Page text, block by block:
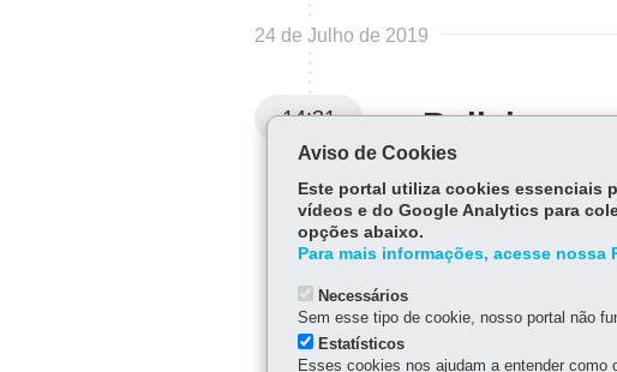
24 de Julho de 2019
14:31 Bullying
Aviso de Cookies
Este portal utiliza cookies essenciais
vídeos e do Google Analytics para
opções abaixo.
Para mais informações, acesse nossa
Necessários
Sem esse tipo de cookie, nosso portal não
Estatísticos
Esses cookies nos ajudam a entender